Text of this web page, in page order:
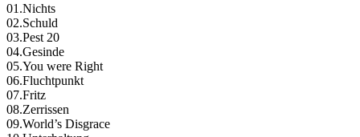
01.Nichts
02.Schuld
03.Pest 20
04.Gesinde
05.You were Right
06.Fluchtpunkt
07.Fritz
08.Zerrissen
09.World’s Disgrace